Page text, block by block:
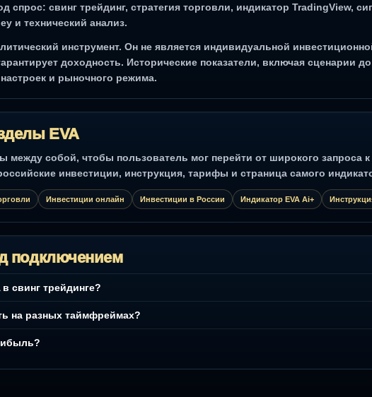
спрос: свинг трейдинг, стратегия торговли, индикатор TradingView,
и технический анализ.
инструмент. Он не является индивидуальной
доходность. Исторические показатели, включая сценарии до
и рыночного режима.
EVA
между собой, чтобы пользователь мог перейти от широкого запроса к
инвестиции, инструкция, тарифы и страница самого
Инвестиции онлайн Инвестиции в России Индикатор EVA Ai+
подключением
свинг трейдинге?
на разных таймфреймах?